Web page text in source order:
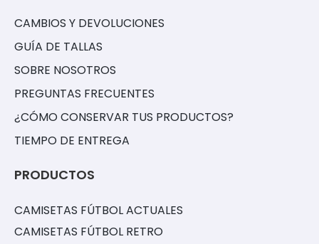
CAMBIOS Y DEVOLUCIONES
GUÍA DE TALLAS
SOBRE NOSOTROS
PREGUNTAS FRECUENTES
¿CÓMO CONSERVAR TUS PRODUCTOS?
TIEMPO DE ENTREGA
PRODUCTOS
CAMISETAS FÚTBOL ACTUALES
CAMISETAS FÚTBOL RETRO